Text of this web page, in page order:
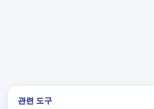
관련 도구